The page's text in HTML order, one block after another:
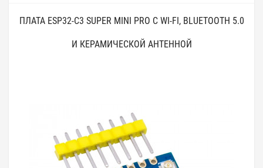
ПЛАТА ESP32-C3 SUPER MINI PRO С WI-FI, BLUETOOTH 5.0
И КЕРАМИЧЕСКОЙ АНТЕННОЙ